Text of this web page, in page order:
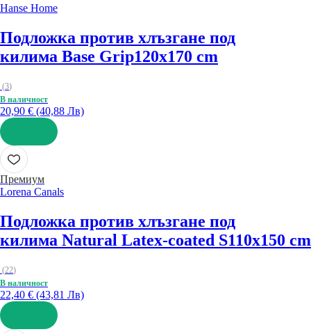
Hanse Home
Подложка против хлъзгане под
килима Base Grip120x170 cm
(3)
В наличност
20,90 € (40,88 Лв)
ДОБАВИ
Премиум
Lorena Canals
Подложка против хлъзгане под
килима Natural Latex-coated S110x150 cm
(22)
В наличност
22,40 € (43,81 Лв)